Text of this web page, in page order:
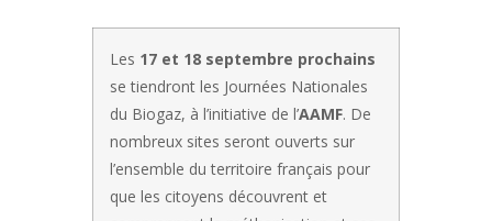
Les 17 et 18 septembre prochains
se tiendront les Journées Nationales
du Biogaz, à l’initiative de l’AAMF. De
nombreux sites seront ouverts sur
l’ensemble du territoire français pour
que les citoyens découvrent et